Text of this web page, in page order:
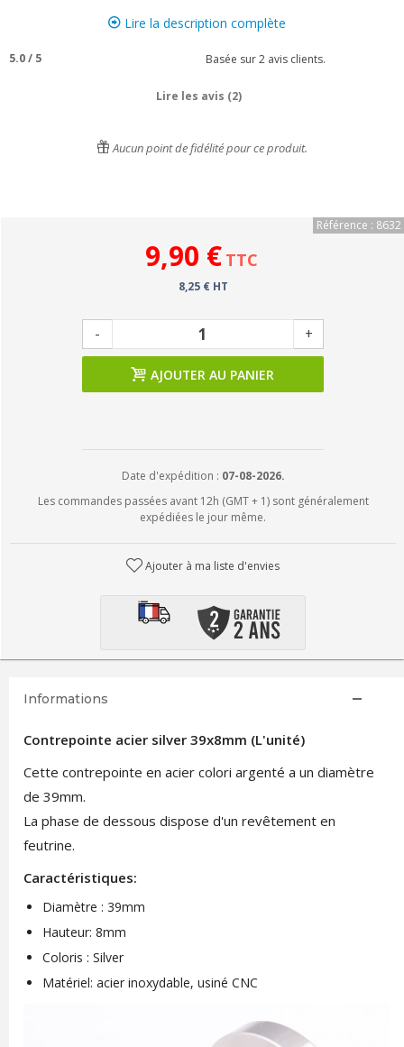
Lire la description complète
5.0/ 5 Basée sur2 avis clients.
Lire les avis (2)
Aucun point de fidélité pour ce produit.
Référence : 8632
9,90 € TTC
8,25 € HT
- +
AJOUTER AU PANIER
Date d'expédition : 07-08-2026.
Les commandes passées avant 12h (GMT + 1) sont généralement
expédiées le jour même.
Ajouter à ma liste d'envies
Informations
Contrepointe acier silver 39x8mm (L'unité)
Cette contrepointe en acier colori argenté a un diamètre
de 39mm.
La phase de dessous dispose d'un revêtement en
feutrine.
Caractéristiques:
Diamètre : 39mm
Hauteur: 8mm
Coloris : Silver
Matériel: acier inoxydable, usiné CNC